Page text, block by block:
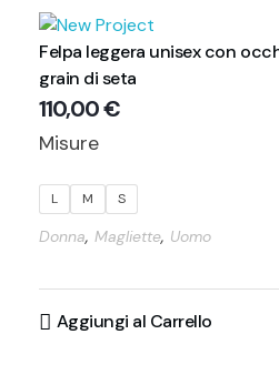
Felpa leggera unisex con
grain di seta
110,00€
Misure
L M S
Donna, Magliette, Uomo
Aggiungi al Carrello